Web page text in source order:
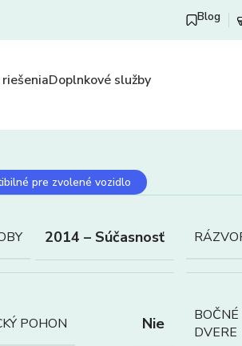
Blog
Doplnkové služby
pre zvolené vozidlo
2014 – Súčasnosť
POHON Nie
DVERE